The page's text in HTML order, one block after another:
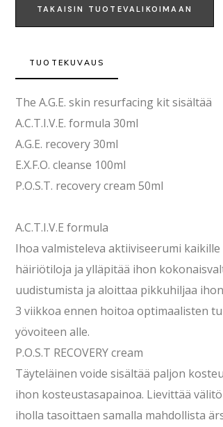
TAKAISIN TUOTEVALIKOIMAAN
TUOTEKUVAUS
The A.G.E. skin resurfacing kit sisältää
A.C.T.I.V.E. formula 30ml
A.G.E. recovery 30ml
E.X.F.O. cleanse 100ml
P.O.S.T. recovery cream 50ml
A.C.T.I.V.E formula
Ihoa valmisteleva aktiiviseerumi
häiriötiloja ja ylläpitää ihon
uudistumista ja aloittaa pikkuhiljaa
3 viikkoa ennen hoitoa optimaalisten
yövoiteen alle.
P.O.S.T RECOVERY cream
Täyteläinen voide sisältää paljon
ihon kosteustasapainoa. Lievittää
iholla tasoittaen samalla mahdollista